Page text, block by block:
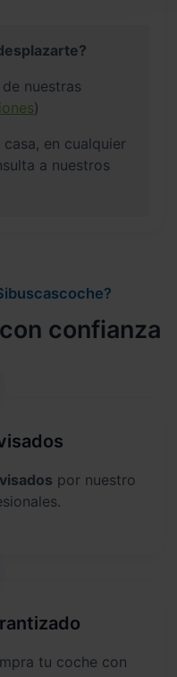
nuestras
)
en cualquier
a nuestros
confianza
por nuestro
tu coche con